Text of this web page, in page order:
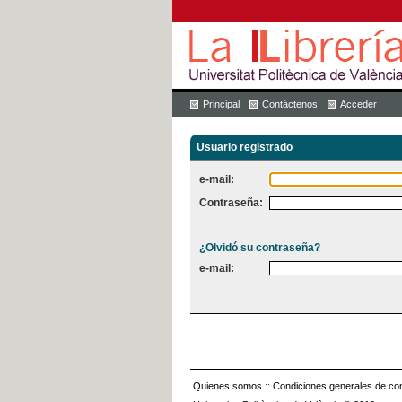
Principal Contáctenos Acceder
Usuario registrado
e-mail:
Contraseña:
¿Olvidó su contraseña?
e-mail:
Quienes somos :: Condiciones generales de